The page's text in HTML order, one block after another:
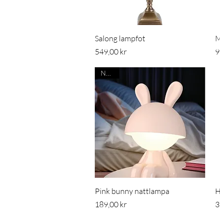
Snabbvisning
Salong lampfot
Pris
549,00 kr
Snabbvisning
Pink bunny nattlampa
Pris
189,00 kr